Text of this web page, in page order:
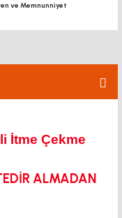
ve Memnunniyet
İtme Çekme
ALMADAN